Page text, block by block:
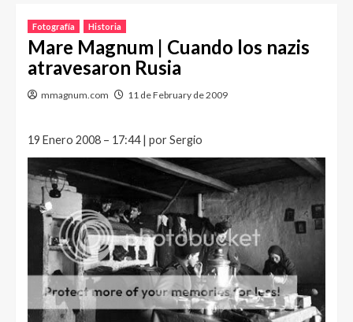
Fotografía Historia
Mare Magnum | Cuando los nazis
atravesaron Rusia
mmagnum.com 11 de February de 2009
19 Enero 2008 – 17:44 | por Sergio